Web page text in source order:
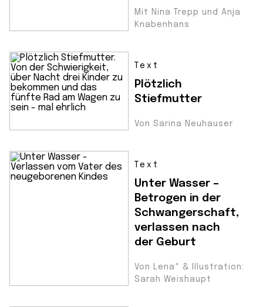
Mit Nina Trepp und Anja
Knabenhans
Text
Plötzlich
Stiefmutter
Von Sarina Neuhauser
Text
Unter Wasser –
Betrogen in der
Schwangerschaft,
verlassen nach
der Geburt
Von Lena* & Illustration:
Sarah Weishaupt